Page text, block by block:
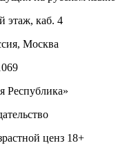
этаж, каб. 4
Москва
Республика»
ценз 18+